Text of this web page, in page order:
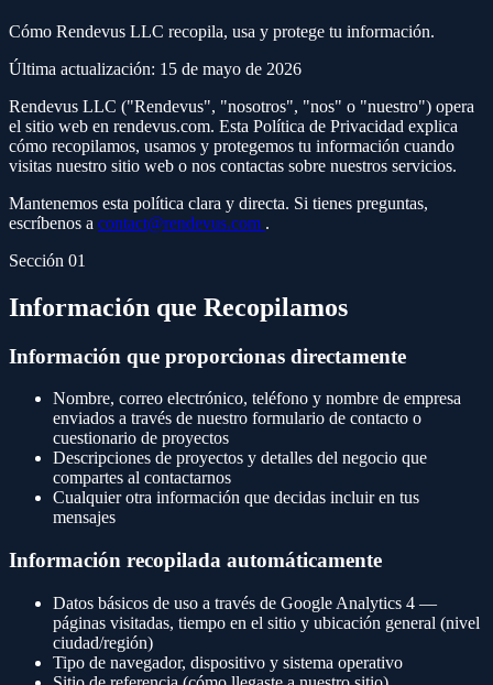
Cómo Rendevus LLC recopila, usa y protege tu información.
Última actualización: 15 de mayo de 2026
Rendevus LLC ("Rendevus", "nosotros", "nos" o "nuestro") opera
el sitio web en rendevus.com. Esta Política de Privacidad explica
cómo recopilamos, usamos y protegemos tu información cuando
visitas nuestro sitio web o nos contactas sobre nuestros servicios.
Mantenemos esta política clara y directa. Si tienes preguntas,
escríbenos a contact@rendevus.com .
Sección 01
Información que Recopilamos
Información que proporcionas directamente
Nombre, correo electrónico, teléfono y nombre de empresa
enviados a través de nuestro formulario de contacto o
cuestionario de proyectos
Descripciones de proyectos y detalles del negocio que
compartes al contactarnos
Cualquier otra información que decidas incluir en tus
mensajes
Información recopilada automáticamente
Datos básicos de uso a través de Google Analytics 4 —
páginas visitadas, tiempo en el sitio y ubicación general (nivel
ciudad/región)
Tipo de navegador, dispositivo y sistema operativo